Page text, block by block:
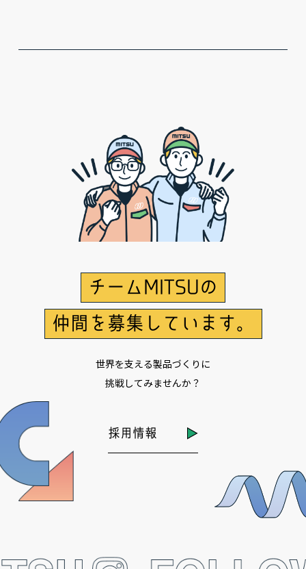
チームMITSUの
仲間を募集しています。
世界を支える製品づくりに
挑戦してみませんか？
採用情報